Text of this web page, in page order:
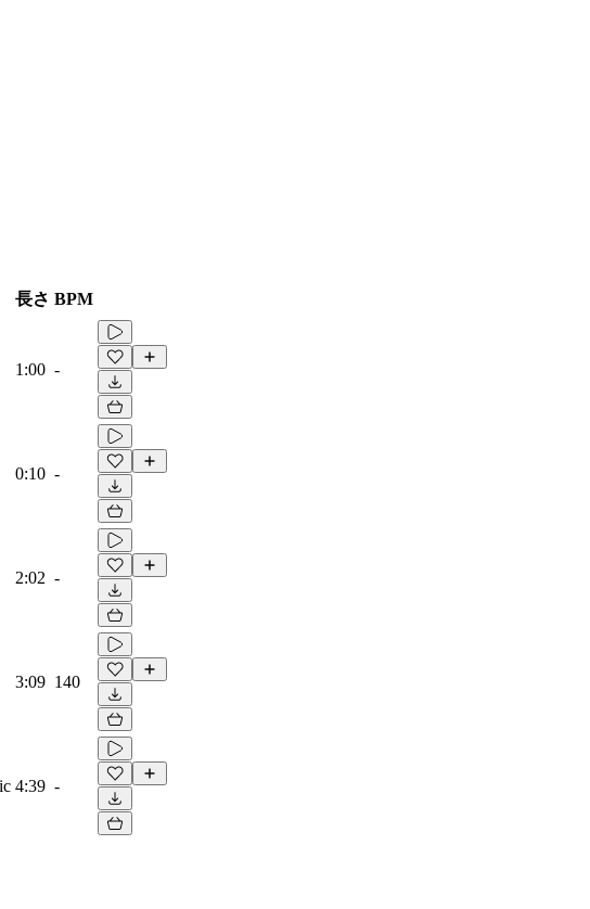
長さ BPM
1:00 -
0:10 -
2:02 -
3:09 140
4:39 -